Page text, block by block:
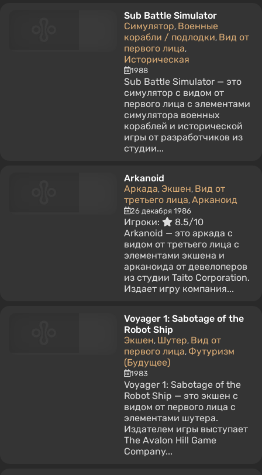
Sub Battle Simulator
Симулятор, Военные
корабли / подлодки, Вид от
первого лица,
Историческая
1988
Sub Battle Simulator — это
симулятор с видом от
первого лица с элементами
симулятора военных
кораблей и исторической
игры от разработчиков из
студии...
Arkanoid
Аркада, Экшен, Вид от
третьего лица, Арканоид
26 декабря 1986
Игроки:
8.5/10
Arkanoid — это аркада с
видом от третьего лица с
элементами экшена и
арканоида от девелоперов
из студии Taito Corporation.
Издает игру компания...
Voyager 1: Sabotage of the
Robot Ship
Экшен, Шутер, Вид от
первого лица, Футуризм
(Будущее)
1983
Voyager 1: Sabotage of the
Robot Ship — это экшен с
видом от первого лица с
элементами шутера.
Издателем игры выступает
The Avalon Hill Game
Company...